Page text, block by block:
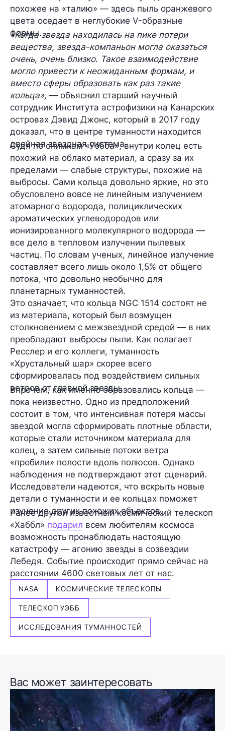
похожее на «талию» — здесь пыль оранжевого
цвета оседает в неглубокие V-образные
формы.
«Когда звезда находилась на пике потери
вещества, звезда-компаньон могла оказаться
очень, очень близко. Такое взаимодействие
могло привести к неожиданным формам, и
вместо сферы образовать как раз такие
кольца», — объяснил старший научный
сотрудник Института астрофизики на Канарских
островах Дэвид Джонс, который в 2017 году
доказал, что в центре туманности находится
двойная звездная система.
Судя по снимкам «Уэбба», внутри колец есть
похожий на облако материал, а сразу за их
пределами — слабые структуры, похожие на
выбросы. Сами кольца довольно яркие, но это
обусловлено вовсе не линейным излучением
атомарного водорода, полициклических
ароматических углеводородов или
ионизированного молекулярного водорода —
все дело в тепловом излучении пылевых
частиц. По словам ученых, линейное излучение
составляет всего лишь около 1,5% от общего
потока, что довольно необычно для
планетарных туманностей.
Это означает, что кольца NGC 1514 состоят не
из материала, который был возмущен
столкновением с межзвездной средой — в них
преобладают выбросы пыли. Как полагает
Ресслер и его коллеги, туманность
«Хрустальный шар» скорее всего
сформировалась под воздействием сильных
ветров от главной звезды.
Впрочем, как именно образовались кольца —
пока неизвестно. Одно из предположений
состоит в том, что интенсивная потеря массы
звездой могла сформировать плотные области,
которые стали источником материала для
колец, а затем сильные потоки ветра
«пробили» полости вдоль полюсов. Однако
наблюдения не подтверждают этот сценарий.
Исследователи надеются, что вскрыть новые
детали о туманности и ее кольцах поможет
изучение других похожих объектов.
Ранее другой известный космический телескоп
«Хаббл» подарил всем любителям космоса
возможность пронаблюдать настоящую
катастрофу — агонию звезды в созвездии
Лебедя. Событие происходит прямо сейчас на
расстоянии 4600 световых лет от нас.
NASA КОСМИЧЕСКИЕ ТЕЛЕСКОПЫ
ТЕЛЕСКОП УЭББ
ИССЛЕДОВАНИЯ ТУМАННОСТЕЙ
Вас может заинтересовать